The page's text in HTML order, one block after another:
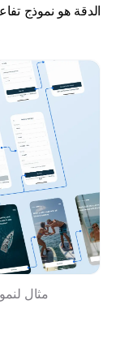
هو نموذج تفاعلي جيد
مثال لنموذج